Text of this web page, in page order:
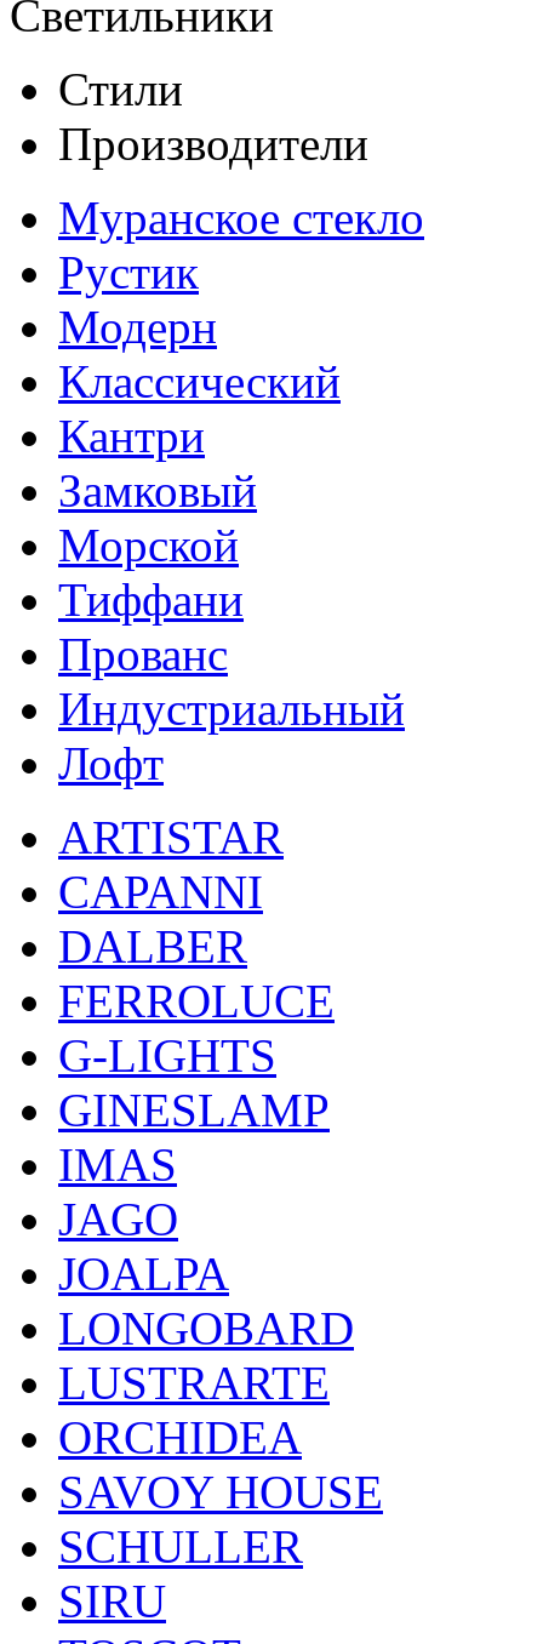
Светильники
Стили
Производители
Муранское стекло
Рустик
Модерн
Классический
Кантри
Замковый
Морской
Тиффани
Прованс
Индустриальный
Лофт
ARTISTAR
CAPANNI
DALBER
FERROLUCE
G-LIGHTS
GINESLAMP
IMAS
JAGO
JOALPA
LONGOBARD
LUSTRARTE
ORCHIDEA
SAVOY HOUSE
SCHULLER
SIRU